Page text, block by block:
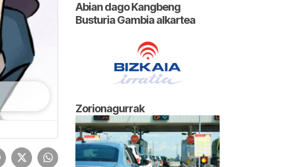
Abian dago Kangbeng
Busturia Gambia alkartea
Zorionagurrak